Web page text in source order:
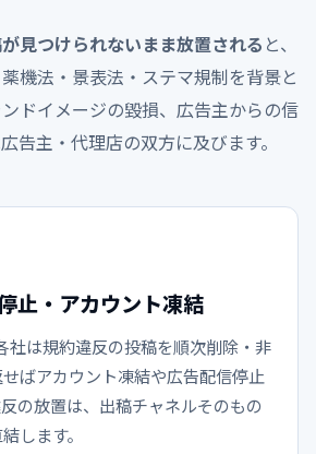
見つけられないまま放置される と、
機法・景表法・ステマ規制を背景と
ドイメージの毀損、広告主からの信
告主・代理店の双方に及びます。
止・アカウント凍結
は規約違反の投稿を順次削除・非
ばアカウント凍結や広告配信停止
の放置は、出稿チャネルそのもの
します。